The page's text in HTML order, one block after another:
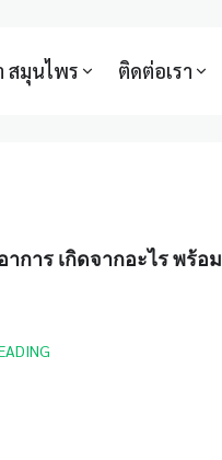
สมุนไพร ติดต่อเรา
การ เกิดจากอะไร พร้อม